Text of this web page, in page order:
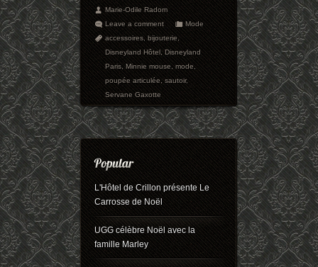
Marie-Odile Radom
Leave a comment
Mode
accessoires,bijouterie,
Disneyland Hôtel,Disneyland
Paris,Minnie mouse,mode,
poupée articulée,sautoir,
Servane Gaxotte
L'Hôtel de Crillon présente Le
Carrosse de Noël
UGG célèbre Noël avec la
famille Marley